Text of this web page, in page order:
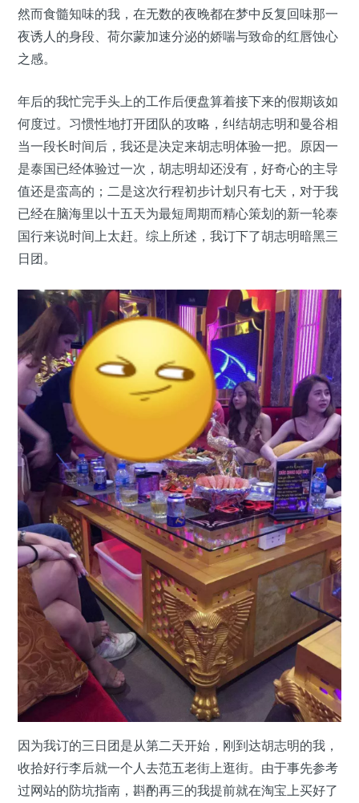
然而食髓知味的我，在无数的夜晚都在梦中反复回味那一
夜诱人的身段、荷尔蒙加速分泌的娇喘与致命的红唇蚀心
之感。
年后的我忙完手头上的工作后便盘算着接下来的假期该如
何度过。习惯性地打开团队的攻略，纠结胡志明和曼谷相
当一段长时间后，我还是决定来胡志明体验一把。原因一
是泰国已经体验过一次，胡志明却还没有，好奇心的主导
值还是蛮高的；二是这次行程初步计划只有七天，对于我
已经在脑海里以十五天为最短周期而精心策划的新一轮泰
国行来说时间上太赶。综上所述，我订下了胡志明暗黑三
日团。
因为我订的三日团是从第二天开始，刚到达胡志明的我，
收拾好行李后就一个人去范五老街上逛街。由于事先参考
过网站的防坑指南，斟酌再三的我提前就在淘宝上买好了